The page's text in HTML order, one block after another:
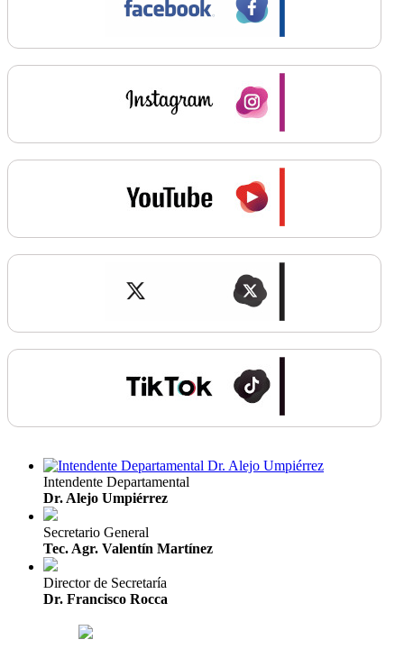
Intendente Departamental
Dr. Alejo Umpiérrez
Secretario General
Tec. Agr. Valentín Martínez
Director de Secretaría
Dr. Francisco Rocca